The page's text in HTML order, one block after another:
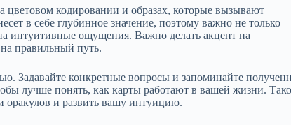
цветовом кодировании и образах, которые вызывают
в себе глубинное значение, поэтому важно не только
интуитивные ощущения. Важно делать акцент на
правильный путь.
Задавайте конкретные вопросы и запоминайте
лучше понять, как карты работают в вашей жизни.
оракулов и развить вашу интуицию.